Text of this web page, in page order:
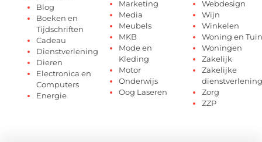
Blog
Boeken en
Tijdschriften
Cadeau
Dienstverlening
Dieren
Electronica en
Computers
Energie
Marketing
Media
Meubels
MKB
Mode en
Kleding
Motor
Onderwijs
Oog Laseren
Webdesign
Wijn
Winkelen
Woning en Tuin
Woningen
Zakelijk
Zakelijke
dienstverlening
Zorg
ZZP